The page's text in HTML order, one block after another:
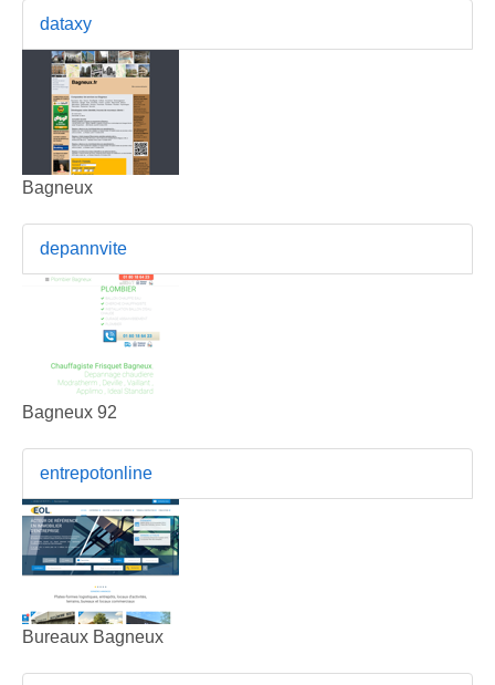
dataxy
Bagneux
depannvite
Bagneux 92
entrepotonline
Bureaux Bagneux